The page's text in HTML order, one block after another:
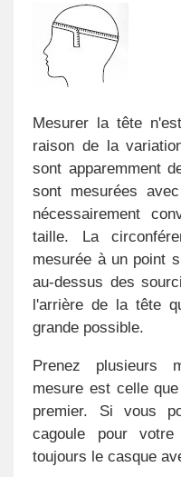
Mesurer la tête
raison de la
sont apparemment
sont mesurées
nécessairement
taille. La
mesurée à un point
au-dessus des
l'arrière de la tête
grande possible.
Prenez plusieurs
mesure est celle
premier. Si vous
cagoule pour
toujours le casque